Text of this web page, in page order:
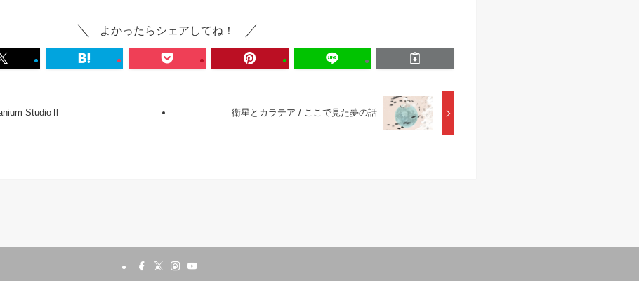
よかったらシェアしてね！
StudioⅡ 衛星とカラテア / ここで見た夢の話